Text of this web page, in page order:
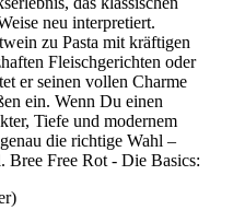
neu interpretiert.
zu Pasta mit kräftigen
Fleischgerichten oder
er seinen vollen Charme
ein. Wenn Du einen
Tiefe und modernem
die richtige Wahl –
Free Rot - Die Basics: